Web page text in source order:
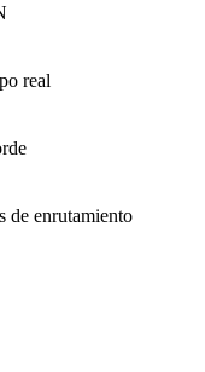
real
de enrutamiento